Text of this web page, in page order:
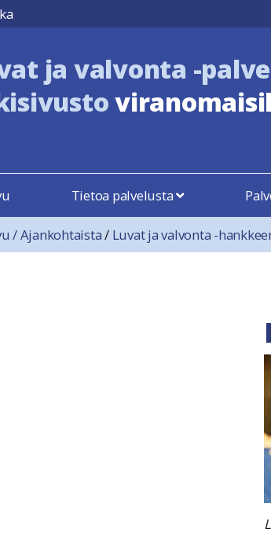
ja valvonta -
Tietoa palvelusta
/Ajankohtaista/ Luvat ja valvonta -